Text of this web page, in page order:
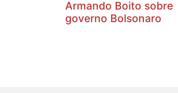
Armando Boito sobre
governo Bolsonaro